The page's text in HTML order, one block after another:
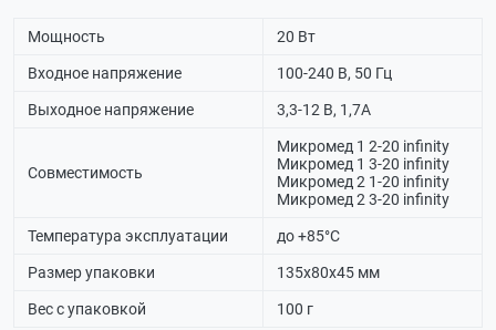
Мощность 20 Вт
Входное напряжение 100-240 В, 50 Гц
Выходное напряжение 3,3-12 В, 1,7A
Совместимость
Микромед 1 2-20 infinity
Микромед 1 3-20 infinity
Микромед 2 1-20 infinity
Микромед 2 3-20 infinity
Температура эксплуатации до +85°C
Размер упаковки 135х80х45 мм
Вес с упаковкой 100 г